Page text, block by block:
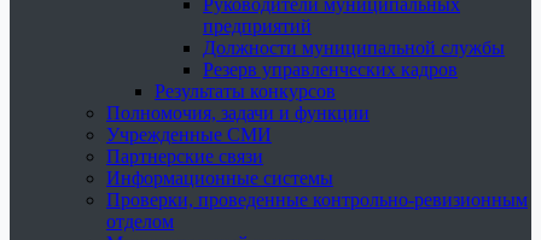
Руководители муниципальных
предприятий
Должности муниципальной службы
Резерв управленческих кадров
Результаты конкурсов
Полномочия, задачи и функции
Учрежденные СМИ
Партнерские связи
Информационные системы
Проверки, проведенные контрольно-ревизионным
отделом